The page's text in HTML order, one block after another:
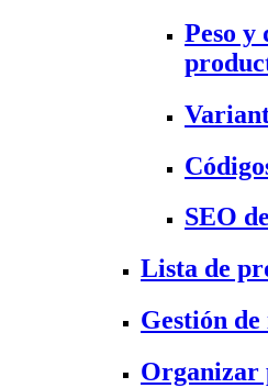
Peso y
SEO
Lista de
Gestión
Organizar